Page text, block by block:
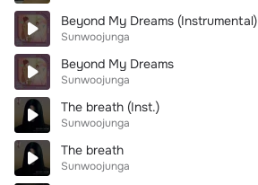
Beyond My Dreams (Instrumental)
Sunwoojunga
Beyond My Dreams
Sunwoojunga
The breath (Inst.)
Sunwoojunga
The breath
Sunwoojunga